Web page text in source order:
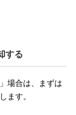
する
」場合は、まずは
ます。